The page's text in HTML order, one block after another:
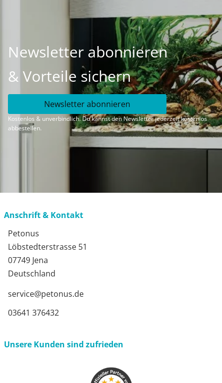
Newsletter abonnieren
& Vorteile sichern
Newsletter abonnieren
Kostenlos & unverbindlich. Du kannst den Newsletter jederzeit kostenlos
abbestellen.
Anschrift & Kontakt
Petonus
Löbstedterstrasse 51
07749 Jena
Deutschland
service@petonus.de
03641 376432
Unsere Kunden sind zufrieden